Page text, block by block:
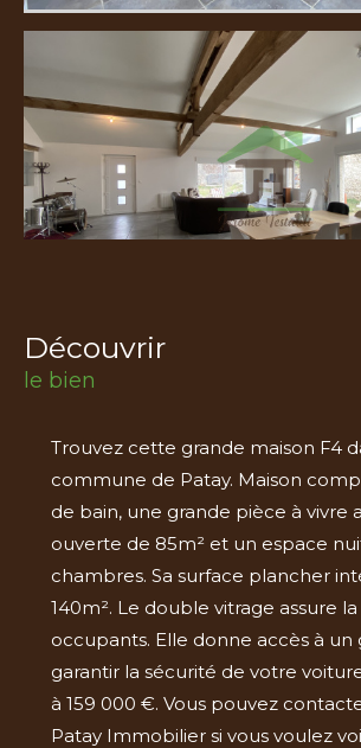
découvrir
le bien
Trouvez cette grande maison F4
commune de Patay. Maison
de bain, une grande pièce à vivre
ouverte de 85m² et un espace
chambres. Sa surface plancher
140m². Le double vitrage assure
occupants. Elle donne accès à un
garantir la sécurité de votre
à 159 000 €. Vous pouvez
Patay Immobilier si vous voulez